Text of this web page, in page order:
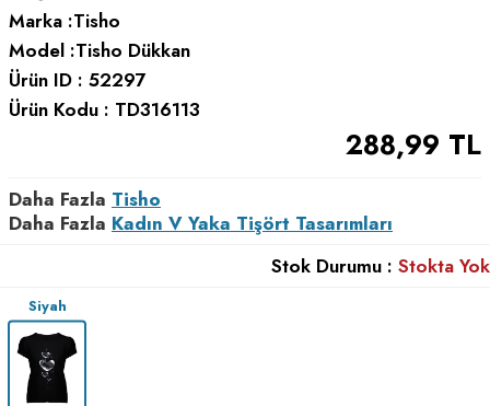
Marka :Tisho
Model :Tisho Dükkan
Ürün ID : 52297
Ürün Kodu : TD316113
288,99 TL
Daha Fazla Tisho
Daha Fazla Kadın V Yaka Tişört Tasarımları
Stok Durumu : Stokta Yok
Siyah